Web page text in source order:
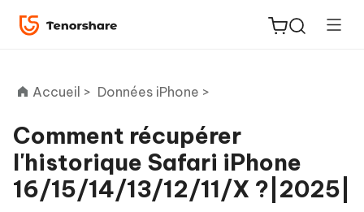
ReiBoot
for iOS
Accueil > Données iPhone >
Comment récupérer
l'historique Safari iPhone
16/15/14/13/12/11/X ?|2025|